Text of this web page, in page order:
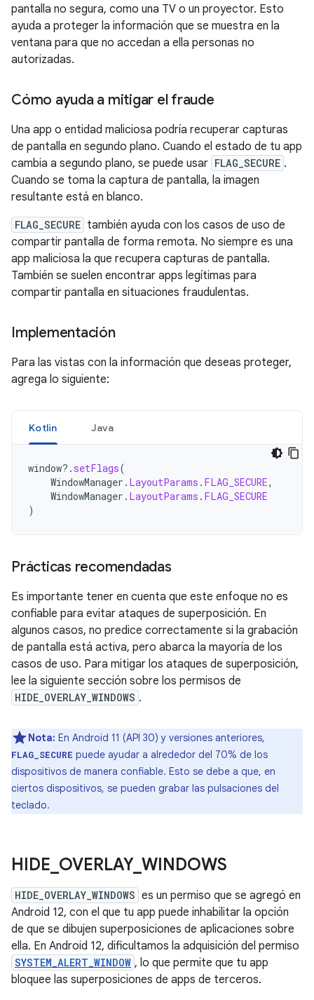
pantalla no segura, como una TV o un proyector. Esto
ayuda a proteger la información que se muestra en la
ventana para que no accedan a ella personas no
autorizadas.
Cómo ayuda a mitigar el fraude
Una app o entidad maliciosa podría recuperar capturas
de pantalla en segundo plano. Cuando el estado de tu app
cambia a segundo plano, se puede usar FLAG_SECURE .
Cuando se toma la captura de pantalla, la imagen
resultante está en blanco.
FLAG_SECURE también ayuda con los casos de uso de
compartir pantalla de forma remota. No siempre es una
app maliciosa la que recupera capturas de pantalla.
También se suelen encontrar apps legítimas para
compartir pantalla en situaciones fraudulentas.
Implementación
Para las vistas con la información que deseas proteger,
agrega lo siguiente:
Kotlin Java
window?. setFlags(
WindowManager . LayoutParams . FLAG_SECURE,
WindowManager . LayoutParams . FLAG_SECURE
)
Prácticas recomendadas
Es importante tener en cuenta que este enfoque no es
confiable para evitar ataques de superposición. En
algunos casos, no predice correctamente si la grabación
de pantalla está activa, pero abarca la mayoría de los
casos de uso. Para mitigar los ataques de superposición,
lee la siguiente sección sobre los permisos de
HIDE_OVERLAY_WINDOWS .
Nota: En Android 11 (API 30) y versiones anteriores,
FLAG_SECURE puede ayudar a alrededor del 70% de los
dispositivos de manera confiable. Esto se debe a que, en
ciertos dispositivos, se pueden grabar las pulsaciones del
teclado.
HIDE OVERLAY_ WINDOWS
HIDE_OVERLAY_WINDOWS es un permiso que se agregó en
Android 12, con el que tu app puede inhabilitar la opción
de que se dibujen superposiciones de aplicaciones sobre
ella. En Android 12, dificultamos la adquisición del permiso
SYSTEM_ALERT_WINDOW , lo que permite que tu app
bloquee las superposiciones de apps de terceros.